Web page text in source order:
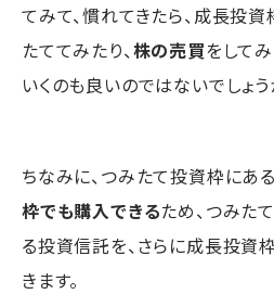
てみて、慣れてきたら、成長投資
たててみたり、株の売買をして
いくのも良いのではないでしょう
ちなみに、つみたて投資枠にあ
枠でも購入できるため、つみた
る投資信託を、さらに成長投資
きます。